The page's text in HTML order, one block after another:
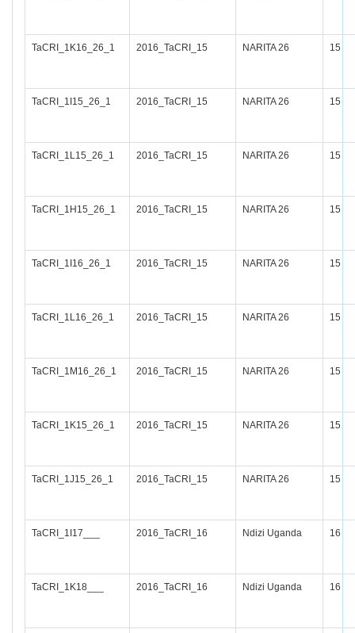
TaCRI_1K16_26_1 2016_TaCRI_15 NARITA 26 15
TaCRI_1I15_26_1 2016_TaCRI_15 NARITA 26 15
TaCRI_1L15_26_1 2016_TaCRI_15 NARITA 26 15
TaCRI_1H15_26_1 2016_TaCRI_15 NARITA 26 15
TaCRI_1I16_26_1 2016_TaCRI_15 NARITA 26 15
TaCRI_1L16_26_1 2016_TaCRI_15 NARITA 26 15
TaCRI_1M16_26_1 2016_TaCRI_15 NARITA 26 15
TaCRI_1K15_26_1 2016_TaCRI_15 NARITA 26 15
TaCRI_1J15_26_1 2016_TaCRI_15 NARITA 26 15
TaCRI_1I17___ 2016_TaCRI_16 Ndizi Uganda 16
TaCRI_1K18___ 2016_TaCRI_16 Ndizi Uganda 16